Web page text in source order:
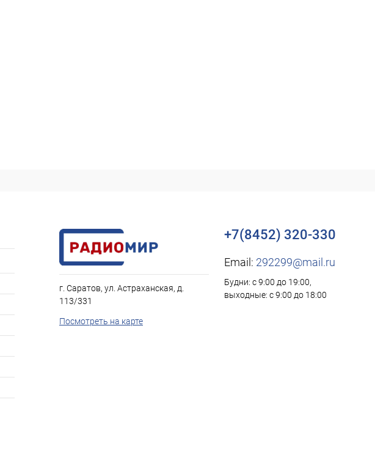
г. Саратов, ул. Астраханская, д.
113/331
Посмотреть на карте
+7(8452) 320-330
Email: 292299@mail.ru
Будни: с 9:00 до 19:00,
выходные: с 9:00 до 18:00